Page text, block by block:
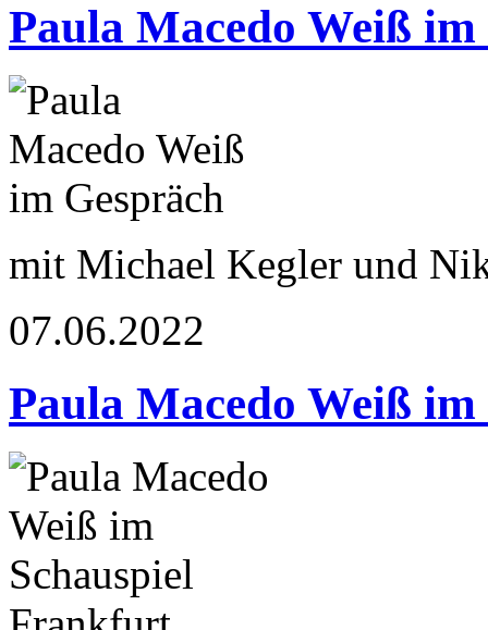
Paula Macedo Weiß im
mit Michael Kegler und
07.06.2022
Paula Macedo Weiß